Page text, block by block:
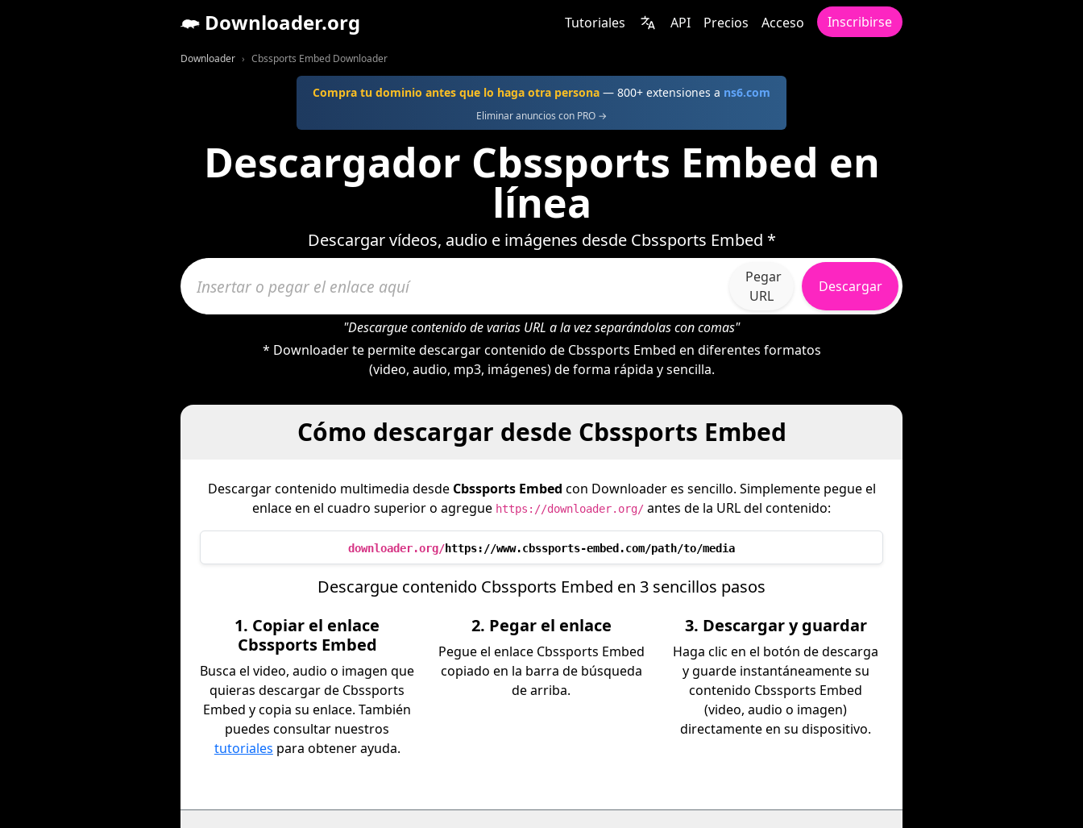
Downloader.org Tutoriales API Precios Acceso Inscribirse
Downloader Cbssports Embed Downloader
Compra tu dominio antes que lo haga otra persona — 800+ extensiones a ns6.com
Eliminar anuncios con PRO →
Descargador Cbssports Embed en
línea
Descargar vídeos, audio e imágenes desde Cbssports Embed *
Pegar
URL
Descargar
"Descargue contenido de varias URL a la vez separándolas con comas"
* Downloader te permite descargar contenido de Cbssports Embed en diferentes formatos
(video, audio, mp3, imágenes) de forma rápida y sencilla.
Cómo descargar desde Cbssports Embed
Descargar contenido multimedia desde Cbssports Embed con Downloader es sencillo. Simplemente pegue el
enlace en el cuadro superior o agregue https://downloader.org/ antes de la URL del contenido:
downloader.org/https://www.cbssports-embed.com/path/to/media
Descargue contenido Cbssports Embed en 3 sencillos pasos
1. Copiar el enlace
Cbssports Embed
Busca el video, audio o imagen que
quieras descargar de Cbssports
Embed y copia su enlace. También
puedes consultar nuestros
tutoriales para obtener ayuda.
2. Pegar el enlace
Pegue el enlace Cbssports Embed
copiado en la barra de búsqueda
de arriba.
3. Descargar y guardar
Haga clic en el botón de descarga
y guarde instantáneamente su
contenido Cbssports Embed
(video, audio o imagen)
directamente en su dispositivo.